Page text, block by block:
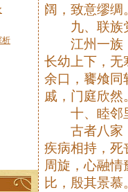
析
阔，致意缪绸
九、联族
江州一族，
长幼上下，无
余口，饔飧同
戚，门庭欣然
十、睦邻
古者八家，
疾病相持，死
周旋，心融
比，殷其景慕